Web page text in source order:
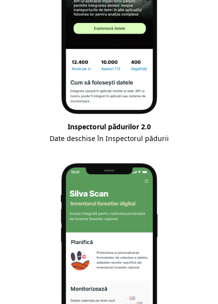
Inspectorul pădurilor 2.0
Date deschise în Inspectorul pădurii